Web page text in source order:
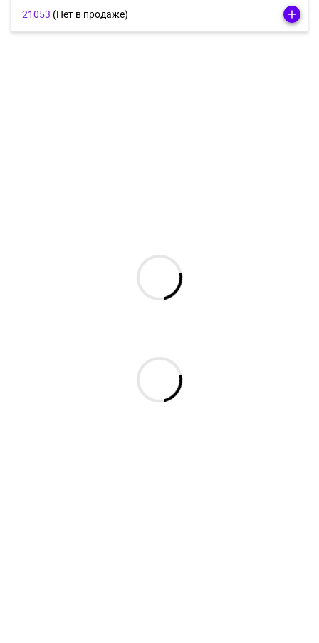
21053 (Нет в продаже)